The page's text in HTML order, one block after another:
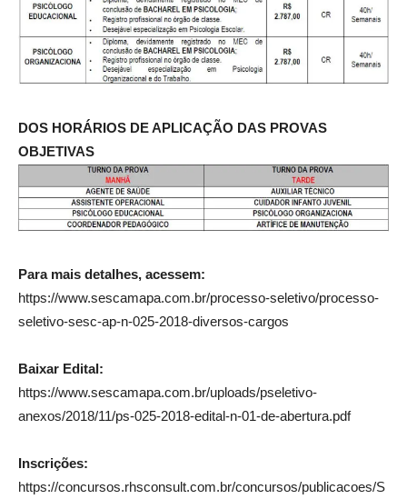
DOS HORÁRIOS DE APLICAÇÃO DAS PROVAS
OBJETIVAS
Para mais detalhes, acessem:
https://www.sescamapa.com.br/processo-seletivo/processo-
seletivo-sesc-ap-n-025-2018-diversos-cargos
Baixar Edital:
https://www.sescamapa.com.br/uploads/pseletivo-
anexos/2018/11/ps-025-2018-edital-n-01-de-abertura.pdf
Inscrições:
https://concursos.rhsconsult.com.br/concursos/publicacoes/S